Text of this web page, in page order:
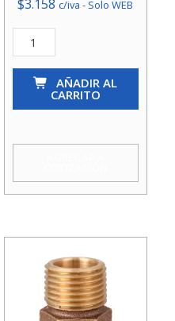
$3.158 c/iva - Solo WEB
Terminal
So-
1
Taumm
AÑADIR AL
CARRITO